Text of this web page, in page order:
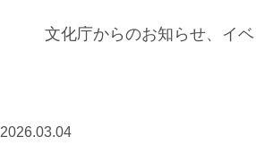
文化庁からのお知らせ、イ
2026.03.04